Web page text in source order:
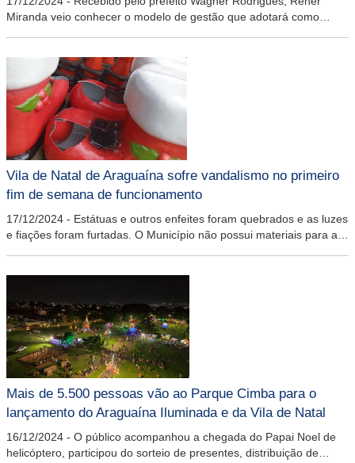
Miranda veio conhecer o modelo de gestão que adotará como
Vila de Natal de Araguaína sofre vandalismo no primeiro
fim de semana de funcionamento
17/12/2024 - Estátuas e outros enfeites foram quebrados e as luzes
e fiações foram furtadas. O Município não possui materiais para a
Mais de 5.500 pessoas vão ao Parque Cimba para o
lançamento do Araguaína Iluminada e da Vila de Natal
16/12/2024 - O público acompanhou a chegada do Papai Noel de
helicóptero, participou do sorteio de presentes, distribuição de